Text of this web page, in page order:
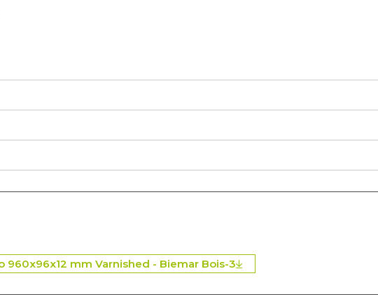
960x96x12 mm Varnished - Biemar Bois-3